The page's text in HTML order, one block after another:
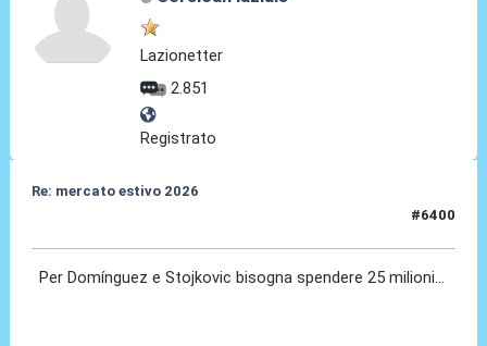
Lazionetter
2.851
Registrato
Re: mercato estivo 2026
#6400
Per Domínguez e Stojkovic bisogna spendere 25 milioni...